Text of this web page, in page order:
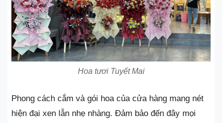
Hoa tươi Tuyết Mai
Phong cách cắm và gói hoa của cửa hàng mang nét
hiện đại xen lẫn nhẹ nhàng. Đảm bảo đến đây mọi